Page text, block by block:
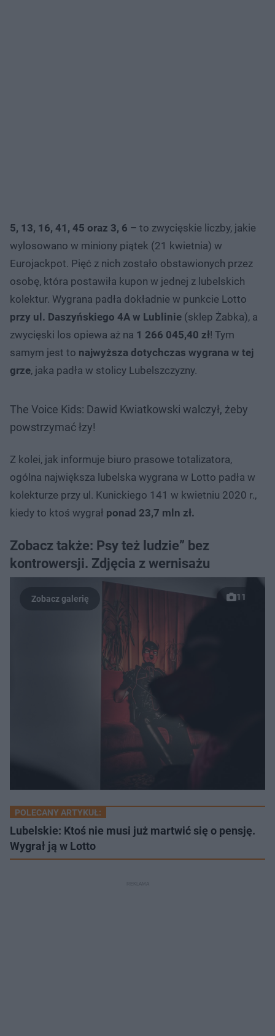
5, 13, 16, 41, 45 oraz 3, 6 – to zwycięskie liczby, jakie
wylosowano w miniony piątek (21 kwietnia) w
Eurojackpot. Pięć z nich zostało obstawionych przez
osobę, która postawiła kupon w jednej z lubelskich
kolektur. Wygrana padła dokładnie w punkcie Lotto
przy ul. Daszyńskiego 4A w Lublinie (sklep Żabka), a
zwycięski los opiewa aż na 1 266 045,40 zł! Tym
samym jest to najwyższa dotychczas wygrana w tej
grze, jaka padła w stolicy Lubelszczyzny.
The Voice Kids: Dawid Kwiatkowski walczył, żeby
powstrzymać łzy!
Z kolei, jak informuje biuro prasowe totalizatora,
ogólna największa lubelska wygrana w Lotto padła w
kolekturze przy ul. Kunickiego 141 w kwietniu 2020 r.,
kiedy to ktoś wygrał ponad 23,7 mln zł.
Zobacz także: Psy też ludzie” bez
kontrowersji. Zdjęcia z wernisażu
11
POLECANY ARTYKUŁ:
Lubelskie: Ktoś nie musi już martwić się o pensję.
Wygrał ją w Lotto